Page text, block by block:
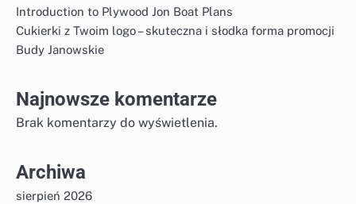
Introduction to Plywood Jon Boat Plans
Cukierki z Twoim logo – skuteczna i słodka forma promocji
Budy Janowskie
Najnowsze komentarze
Brak komentarzy do wyświetlenia.
Archiwa
sierpień 2026